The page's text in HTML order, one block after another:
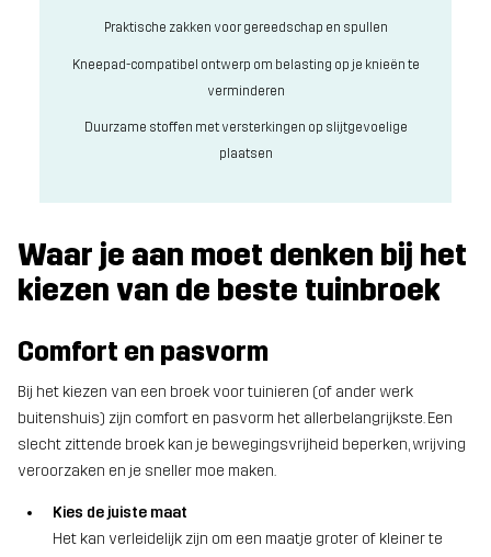
Praktische zakken voor gereedschap en spullen
Kneepad-compatibel ontwerp om belasting op je knieën te
verminderen
Duurzame stoffen met versterkingen op slijtgevoelige
plaatsen
Waar je aan moet denken bij het
kiezen van de beste tuinbroek
Comfort en pasvorm
Bij het kiezen van een broek voor tuinieren (of ander werk
buitenshuis) zijn comfort en pasvorm het allerbelangrijkste. Een
slecht zittende broek kan je bewegingsvrijheid beperken, wrijving
veroorzaken en je sneller moe maken.
Kies de juiste maat
Het kan verleidelijk zijn om een maatje groter of kleiner te